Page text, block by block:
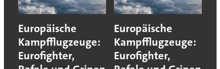
Europäische
Kampfflugzeuge:
Eurofighter,
Europäische
Kampfflugzeuge:
Eurofighter,